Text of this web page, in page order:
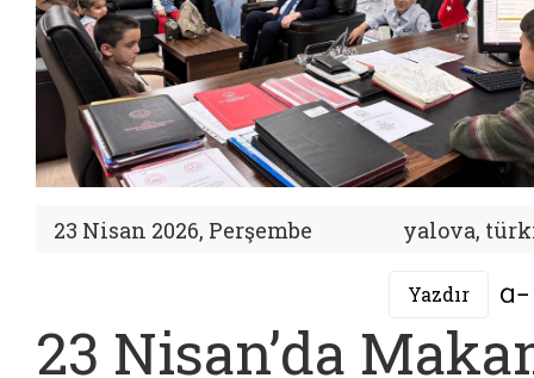
23 Nisan 2026, Perşembe yalova,
Yazdır
23 Nisan’da